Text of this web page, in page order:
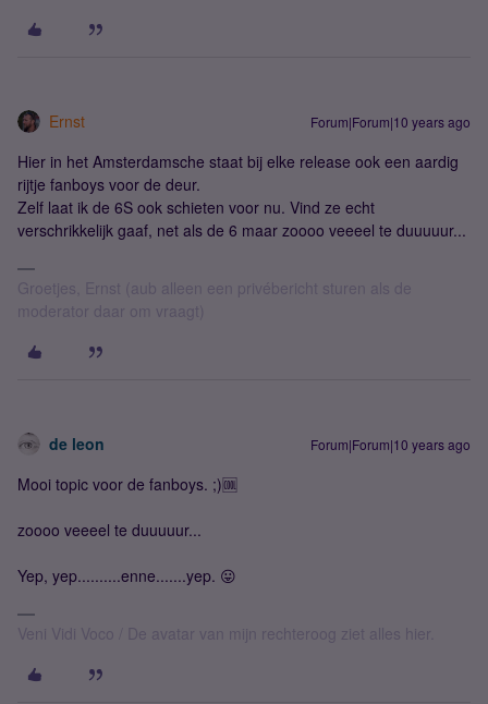
Ernst Forum|Forum|10 years ago
Hier in het Amsterdamsche staat bij elke release ook een aardig
rijtje fanboys voor de deur.
Zelf laat ik de 6S ook schieten voor nu. Vind ze echt
verschrikkelijk gaaf, net als de 6 maar zoooo veeeel te duuuuur...
Groetjes, Ernst (aub alleen een privébericht sturen als de
moderator daar om vraagt)
de leon Forum|Forum|10 years ago
Mooi topic voor de fanboys. ;)🆒
zoooo veeeel te duuuuur...
Yep, yep..........enne.......yep. 😛
Veni Vidi Voco / De avatar van mijn rechteroog ziet alles hier.